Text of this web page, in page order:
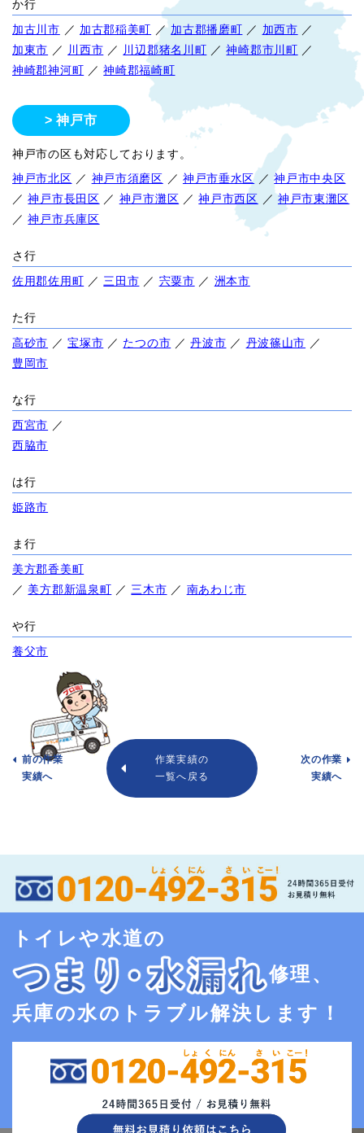
か行
加古川市 ／ 加古郡稲美町 ／ 加古郡播磨町 ／ 加西市 ／
加東市 ／ 川西市 ／ 川辺郡猪名川町 ／神崎郡市川町 ／
神崎郡神河町 ／神崎郡福崎町
神戸市
神戸市の区も対応しております。
神戸市北区 ／ 神戸市須磨区 ／ 神戸市垂水区 ／神戸市中央区
／神戸市長田区 ／ 神戸市灘区 ／神戸市西区 ／ 神戸市東灘区
／神戸市兵庫区
さ行
佐用郡佐用町 ／三田市 ／ 宍粟市 ／ 洲本市
た行
高砂市 ／宝塚市 ／ たつの市 ／丹波市 ／ 丹波篠山市 ／
豊岡市
な行
西宮市 ／
西脇市
は行
姫路市
ま行
美方郡香美町
／ 美方郡新温泉町 ／三木市 ／ 南あわじ市
や行
養父市
前の作業
実績へ
作業実績の
一覧へ戻る
次の作業
実績へ
トイレや水道の
修理、
兵庫の水のトラブル解決します！